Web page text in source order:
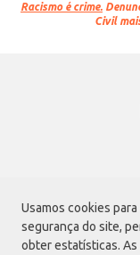
Usamos cookies
segurança do site,
obter estatísticas.
Racismo é crime.
Civil
Avenida Morvan Dias
02170-